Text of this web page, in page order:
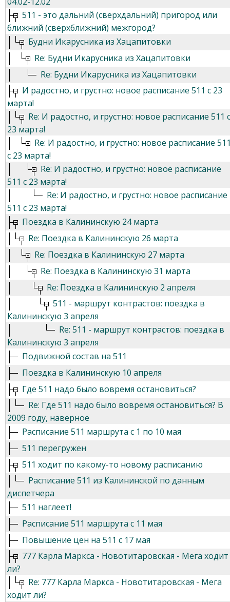
511 - это дальний (сверхдальний) пригород или
ближний (сверхближний) межгород?
Будни Икарусника из Хацапитовки
Re: Будни Икарусника из Хацапитовки
Re: Будни Икарусника из Хацапитовки
И радостно, и грустно: новое расписание 511 с 23
марта!
Re: И радостно, и грустно: новое расписание 511 с
23 марта!
Re: И радостно, и грустно: новое расписание
с 23 марта!
Re: И радостно, и грустно: новое расписание
511 с 23 марта!
Re: И радостно, и грустно: новое расписание
511 с 23 марта!
Поездка в Калининскую 24 марта
Re: Поездка в Калининскую 26 марта
Re: Поездка в Калининскую 27 марта
Re: Поездка в Калининскую 31 марта
Re: Поездка в Калининскую 2 апреля
511 - маршрут контрастов: поездка в
Калининскую 3 апреля
Re: 511 - маршрут контрастов: поездка в
Калининскую 3 апреля
Подвижной состав на 511
Поездка в Калининскую 10 апреля
Где 511 надо было вовремя остановиться?
Re: Где 511 надо было вовремя остановиться? В
2009 году, наверное
Расписание 511 маршрута с 1 по 10 мая
511 перегружен
511 ходит по какому-то новому расписанию
Расписание 511 из Калининской по данным
диспетчера
511 наглеет!
Расписание 511 маршрута с 11 мая
Повышение цен на 511 с 17 мая
777 Карла Маркса - Новотитаровская - Мега ходит
ли?
Re: 777 Карла Маркса - Новотитаровская - Мега
ходит ли?